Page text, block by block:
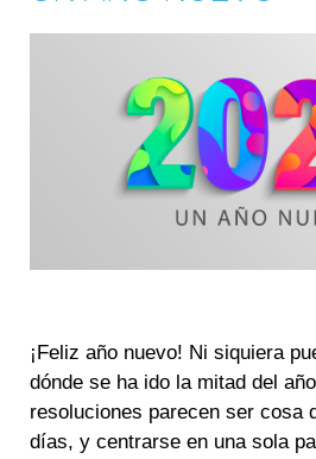
¡Feliz año nuevo! Ni siquiera
dónde se ha ido la mitad del
resoluciones parecen ser cosa
días, y centrarse en una sola